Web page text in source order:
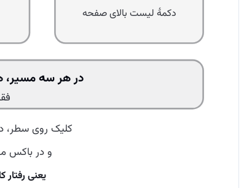
دکمهٔ لیست بالای صفحه
در هر سه مسیر،
کلیک روی سطر،
و در باکس
یعنی